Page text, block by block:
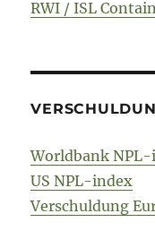
RWI / ISL
Worldbank
US NPL-index
Verschuldung